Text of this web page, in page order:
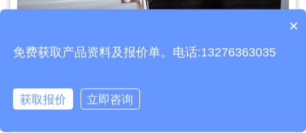
文章地址：https://www.thyqz.com/jswz/1653.html
质保时间是多久？
×
免费获取产品资料及报价单。电话:13276363035
获取报价 立即咨询